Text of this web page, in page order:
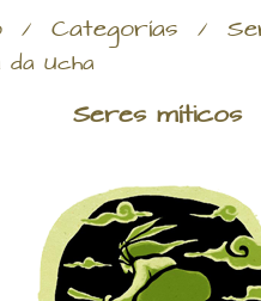
/ Categorías /
da Ucha
Seres míticos